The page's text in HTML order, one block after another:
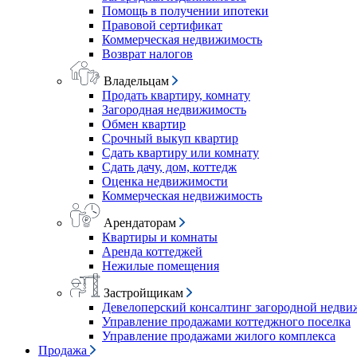
Помощь в получении ипотеки
Правовой сертификат
Коммерческая недвижимость
Возврат налогов
Владельцам
Продать квартиру, комнату
Загородная недвижимость
Обмен квартир
Срочный выкуп квартир
Сдать квартиру или комнату
Сдать дачу, дом, коттедж
Оценка недвижимости
Коммерческая недвижимость
Арендаторам
Квартиры и комнаты
Аренда коттеджей
Нежилые помещения
Застройщикам
Девелоперский консалтинг загородной
Управление продажами коттеджного поселка
Управление продажами жилого комплекса
Продажа